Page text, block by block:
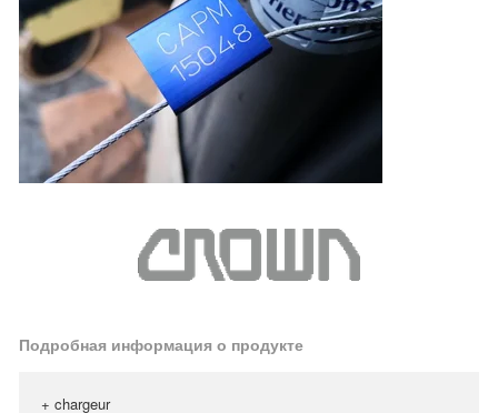
Подробная информация о продукте
+ chargeur